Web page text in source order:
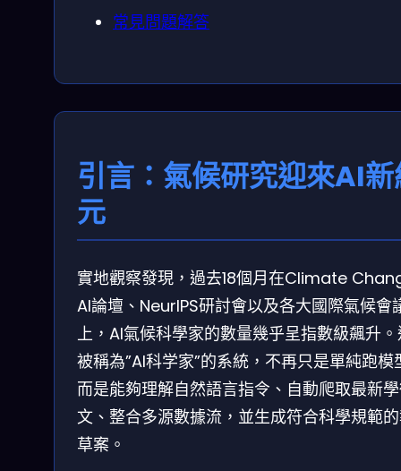
常見問題解答
引言：氣候研究迎來AI
元
實地觀察發現，過去18個月在Climate
AI論壇、NeurIPS研討會以及各大國際氣候會
上，AI氣候科學家的數量幾乎呈指數級飆升
被稱為”AI科学家”的系統，不再只是單純跑模
而是能夠理解自然語言指令、自動爬取最新
文、整合多源數據流，並生成符合科學規範
草案。